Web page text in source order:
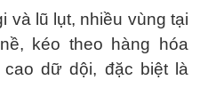
và lũ lụt, nhiều vùng tại
kéo theo hàng hóa
cao dữ dội, đặc biệt là